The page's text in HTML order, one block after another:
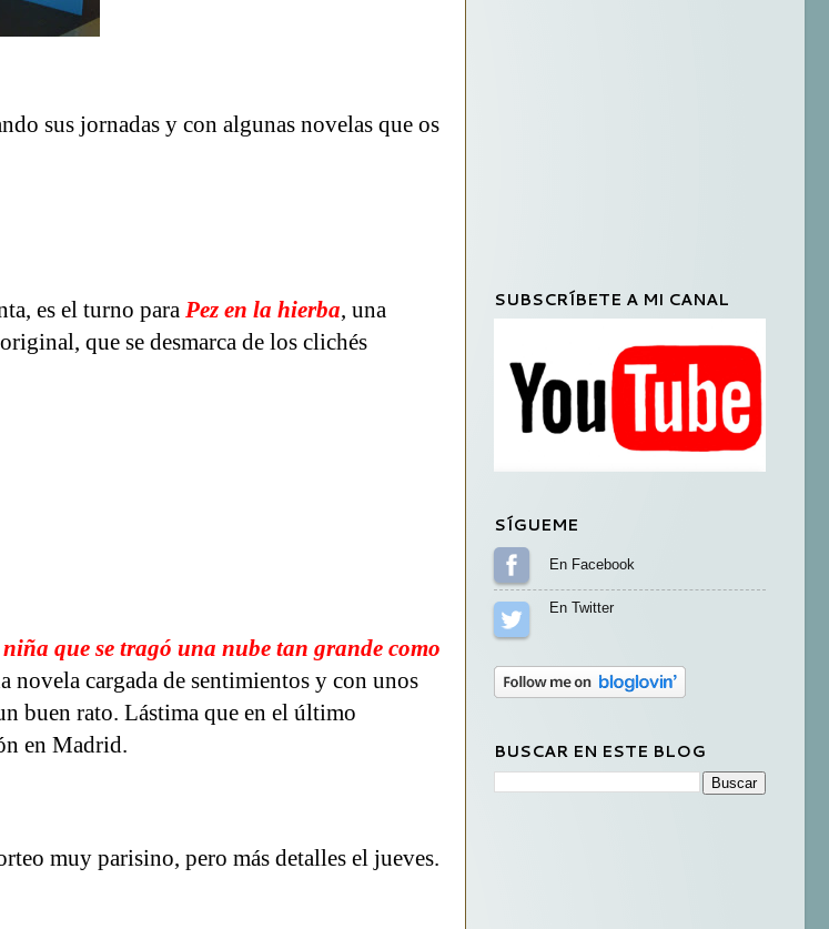
sus jornadas y con algunas novelas que os
es el turno para Pez en la hierba, una
que se desmarca de los clichés
que se tragó una nube tan grande como
novela cargada de sentimientos y con unos
buen rato. Lástima que en el último
en Madrid.
muy parisino, pero más detalles el jueves.
SUBSCRÍBETE A MI CANAL
SÍGUEME
Sígueme en Facebook
BUSCAR EN ESTE BLOG